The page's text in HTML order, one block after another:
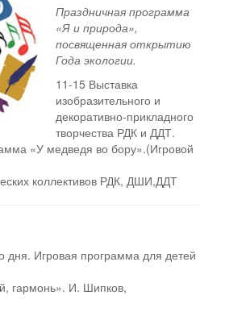
Праздничная программа
«Я и природа»,
посвященная открытию
Года экологии.
11-15 Выставка
изобразительного и
декоративно-прикладного
творчества РДК и ДДТ.
«У медведя во бору».(Игровой
коллективов РДК, ДШИ,ДДТ
дня. Игровая программа для детей
гармонь». И. Шипков,